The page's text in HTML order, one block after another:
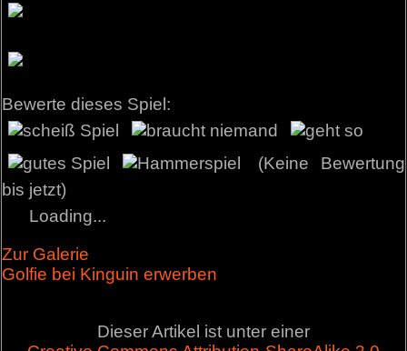
Bewerte dieses Spiel:
(Keine Bewertung
bis jetzt)
Loading...
Zur Galerie
Golfie bei Kinguin erwerben
Dieser Artikel ist unter einer